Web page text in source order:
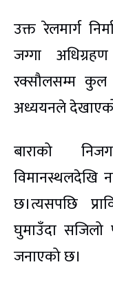
उक्त रेलमार्ग
जग्गा
रक्सौलसम्म कुल
अध्ययनले
बाराको
विमानस्थलदेखि
छ।त्यसपछि
घुमाउँदा सजिलो
जनाएको छ।